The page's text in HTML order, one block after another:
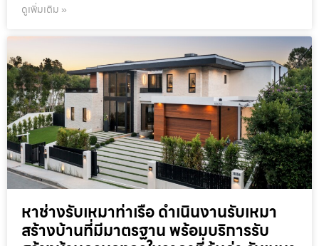
ดูเพิ่มเติม »
หาช่างรับเหมาท่าเรือ ดำเนินงานรับเหมา
สร้างบ้านที่มีมาตรฐาน พร้อมบริการรับ